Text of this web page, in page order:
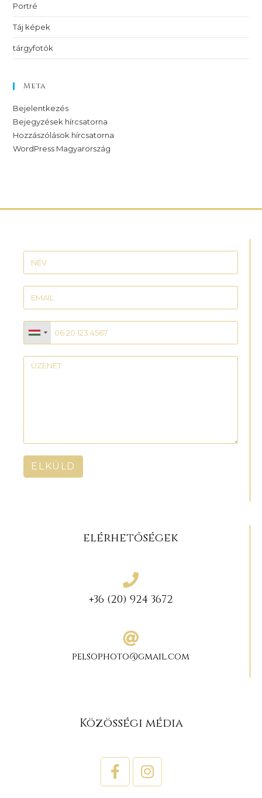
Portré
Táj képek
tárgyfotók
Meta
Bejelentkezés
Bejegyzések hírcsatorna
Hozzászólások hírcsatorna
WordPress Magyarország
ELKÜLD
elérhetőségek
+36 (20) 924 3672
pelsophoto@gmail.com
Közösségi média